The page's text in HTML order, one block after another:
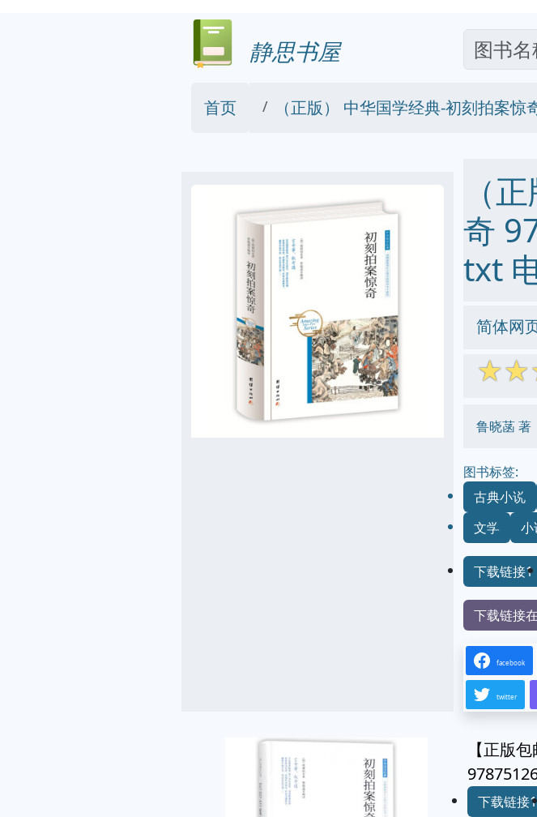
静思书屋
首页 （正版） 中华国学经典-初刻拍案惊
（
奇
txt
简体网
☆☆
鲁晓菡 著
图书标签:
古典小说
文学
小
下载链接1
下载链接
facebook
twitter
【正版
下载链接1